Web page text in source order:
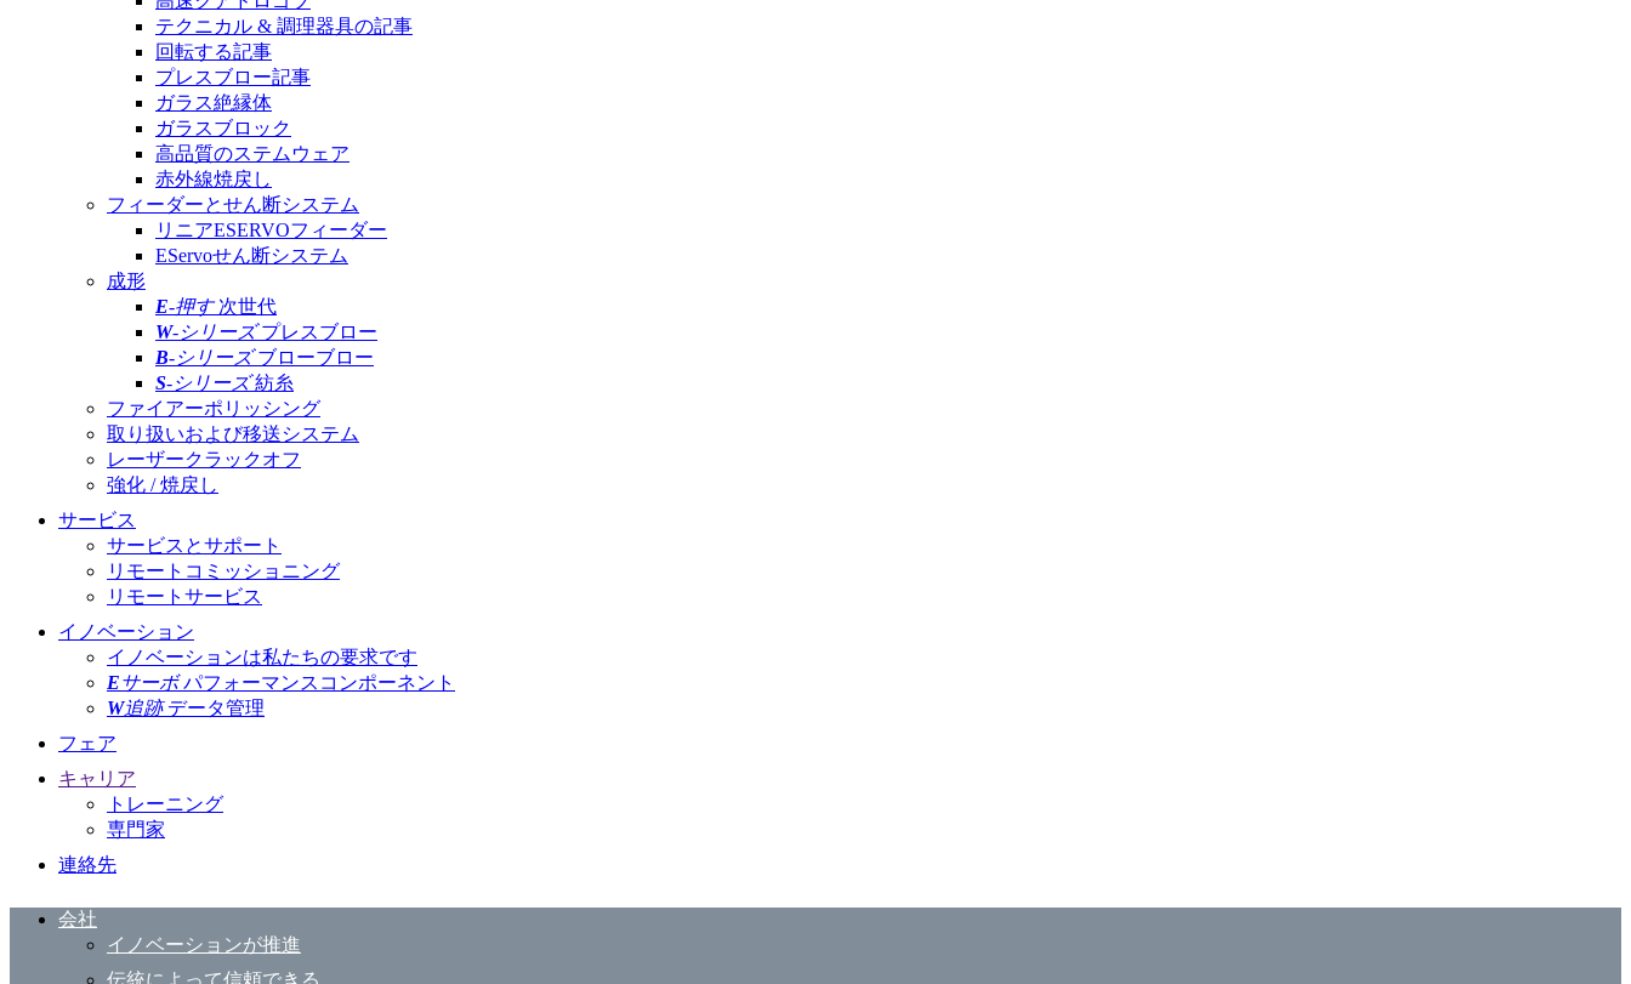
テクニカル & 調理器具の記事
回転する記事
プレスブロー記事
ガラス絶縁体
ガラスブロック
高品質のステムウェア
赤外線焼戻し
フィーダーとせん断システム
リニアESERVOフィーダー
EServoせん断システム
成形
E-押す次世代
W-シリーズプレスブロー
B-シリーズブローブロー
S-シリーズ紡糸
ファイアーポリッシング
取り扱いおよび移送システム
レーザークラックオフ
強化 / 焼戻し
サービス
サービスとサポート
リモートコミッショニング
リモートサービス
イノベーション
イノベーションは私たちの要求です
Eサーボパフォーマンスコンポーネント
W追跡データ管理
フェア
キャリア
トレーニング
専門家
連絡先
会社
イノベーションが推進
伝統によって信頼できる